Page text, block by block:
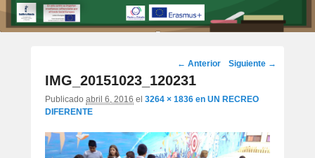
Navegación
de
← Anterior Siguiente →
IMG_20151023_120231
Publicado abril 6, 2016 el 3264 × 1836 en UN RECREO
DIFERENTE